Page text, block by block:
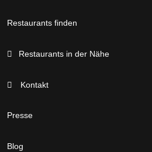
Restaurants finden
Restaurants in der Nähe
Kontakt
Presse
Blog